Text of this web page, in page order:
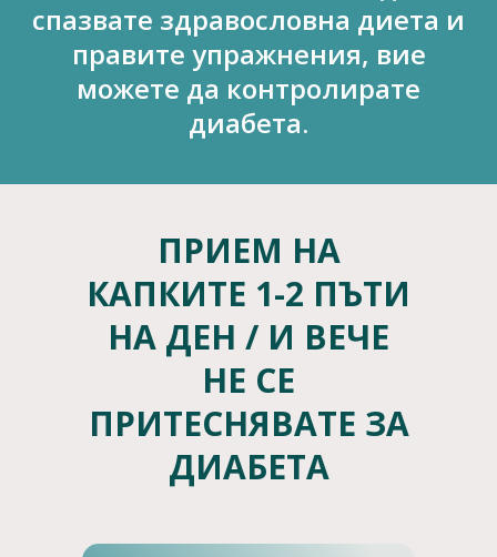
спазвате здравословна диета и
правите упражнения, вие
можете да контролирате
диабета.
ПРИЕМ НА
КАПКИТЕ 1-2 ПЪТИ
НА ДЕН / И ВЕЧЕ
НЕ СЕ
ПРИТЕСНЯВАТЕ ЗА
ДИАБЕТА